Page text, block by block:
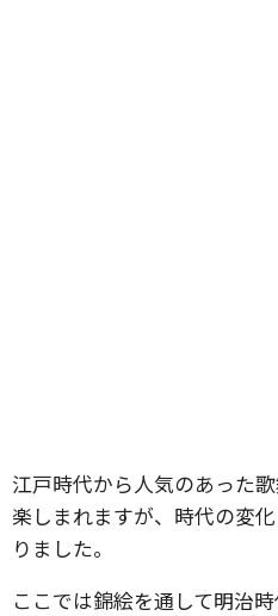
江戸時代から人気のあった
楽しまれますが、時代の変
りました。
ここでは錦絵を通して明治